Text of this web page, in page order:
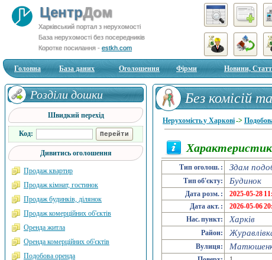
ЦентрДом
Харківський портал з нерухомості
База нерухомості без посередників
Коротке посилання - estkh.com
Головна База даних Оголошення Фірми Новини,
Без комісій
Київська, 70
Нерухомість у Харкові->
Тип оголош. : Здам
Тип об'єкту: Будинок
Дата розм. :
2025-05-28
Дата акт. :
2026-05-06
Нас. пункт:
Харків
Район:
Вулиця:
Розділи дошки
Швидкий перехід
Код:
Дивитись оголошення
Продаж квартир
Продаж кімнат, гостинок
Продаж будинків, ділянок
Продаж комерційних об'єктів
Оренда житла
Оренда комерційних об'єктів
Подобова оренда